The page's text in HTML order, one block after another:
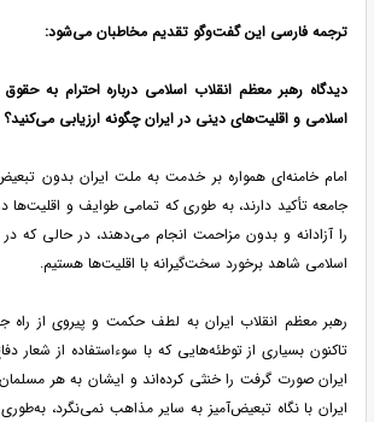
ترجمه فارسی این گفت‌وگو تقدیم مخاطبان می‌شود:
دیدگاه رهبر معظم انقلاب اسلامی درباره احترام به
اسلامی و اقلیت‌های دینی در ایران چگونه ارزیابی می‌کنید؟
امام خامنه‌ای همواره بر خدمت به ملت ایران بدون
جامعه تأکید دارند، به طوری که تمامی طوایف و اقلیت‌ها
را آزادانه و بدون مزاحمت انجام می‌دهند، در حالی که
اسلامی شاهد برخورد سخت‌گیرانه با اقلیت‌ها هستیم.
رهبر معظم انقلاب ایران به لطف حکمت و پیروی از
تاکنون بسیاری از توطئه‌هایی که با سوءاستفاده از شعار
ایران صورت گرفت را خنثی کرده‌اند و ایشان به هر
ایران با نگاه تبعیض‌آمیز به سایر مذاهب نمی‌نگرد،